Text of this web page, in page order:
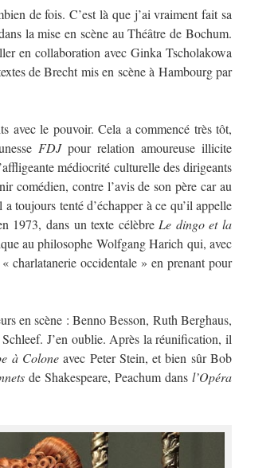
de fois. C’est là que j’ai vraiment fait sa
la mise en scène au Théâtre de Bochum.
en collaboration avec Ginka Tscholakowa
de Brecht mis en scène à Hambourg par
avec le pouvoir. Cela a commencé très tôt,
FDJpour relation amoureuse illicite
médiocrité culturelle des dirigeants
comédien, contre l’avis de son père car au
toujours tenté d’échapper à ce qu’il appelle
1973, dans un texte célèbre Le dingo et la
au philosophe Wolfgang Harich qui, avec
occidentale » en prenant pour
en scène : Benno Besson, Ruth Berghaus,
J’en oublie. Après la réunification, il
à Coloneavec Peter Stein, et bien sûr Bob
de Shakespeare, Peachum dans l’Opéra